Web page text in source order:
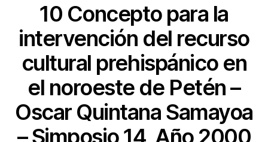
10 Concepto para la
intervención del recurso
cultural prehispánico en
el noroeste de Petén –
Oscar Quintana Samayoa
– Simposio 14, Año 2000